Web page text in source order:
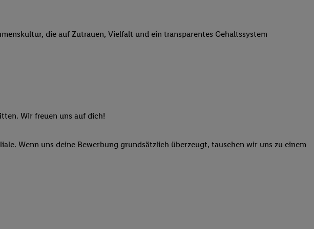
die auf Zutrauen, Vielfalt und ein transparentes Gehaltssystem
Wir freuen uns auf dich!
Wenn uns deine Bewerbung grundsätzlich überzeugt, tauschen wir uns zu einem
, die Utiq-
eine Kennung für Utiq erstellt. Wir
zusätzlich zur weiter unten erläuterten
basierten Utiq-Technologie für digitales
widerrufen. Weitere Informationen
der Daten und zu Ihrem Recht,